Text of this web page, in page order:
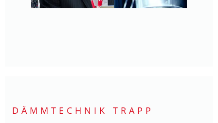
DÄMMTECHNIK TRAPP